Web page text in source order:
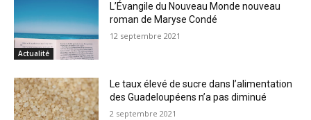
Actualité
L’Évangile du Nouveau Monde nouveau
roman de Maryse Condé
12 septembre 2021
Le taux élevé de sucre dans l’alimentation
des Guadeloupéens n’a pas diminué
2 septembre 2021